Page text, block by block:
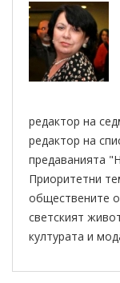
редактор на
редактор на
предаванията
Приоритетни
обществените
светският
културата и